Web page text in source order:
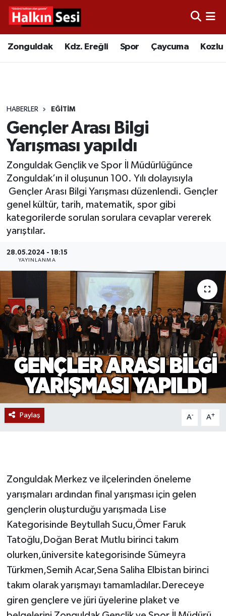
Zonguldak Kdz. Ereğli Spor Çaycuma Kozlu
HABERLER EĞITIM
Gençler Arası Bilgi
Yarışması yapıldı
Zonguldak Gençlik ve Spor İl Müdürlüğünce
Zonguldak’ın il oluşunun 100. Yılı dolayısıyla
Gençler Arası Bilgi Yarışması düzenlendi. Gençler
genel kültür, tarih, matematik, spor gibi
kategorilerde sorulan sorulara cevaplar vererek
yarıştılar.
28.05.2024 - 18:15
YAYINLANMA
Paylaş A- A+
Zonguldak Merkez ve ilçelerinden öneleme
yarışmaları ardından final yarışması için gelen
gençlerin oluşturduğu yarışmada Lise
Kategorisinde Beytullah Sucu,Ömer Faruk
Tatoğlu,Doğan Berat Mutlu birinci takım
olurken,üniversite kategorisinde Sümeyra
Türkmen,Semih Acar,Sena Saliha Elbistan birinci
takım olarak yarışmayı tamamladılar.Dereceye
giren gençlere ve jüri üyelerine plaket ve
Video
Çaycuma
Alaplı
Asayiş
Bartın
Karabük
Bolu
ÇEVRE
BİLİM VE TEKNOLOJİ
DUNYA
Düzce
Eğitim
Ekonomi
Gökçebey
İş ilanı
Kilimli
MAGAZİN
Merkez Hava Durumu
Tüm Manşetler
Son Dakika Haberleri
Haber Arşivi